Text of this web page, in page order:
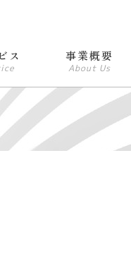
ス 事業概要
About Us